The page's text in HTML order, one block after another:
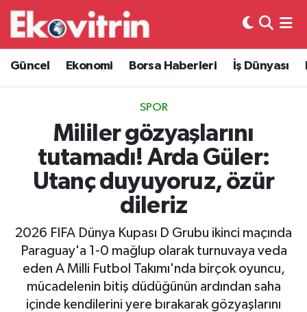
Güncel Ekonomi Borsa Haberleri İş Dünyası
SPOR
Mililer gözyaşlarını
tutamadı! Arda Güler:
Utanç duyuyoruz, özür
dileriz
2026 FIFA Dünya Kupası D Grubu ikinci maçında
Paraguay'a 1-0 mağlup olarak turnuvaya veda
eden A Milli Futbol Takımı'nda birçok oyuncu,
mücadelenin bitiş düdüğünün ardından saha
içinde kendilerini yere bırakarak gözyaşlarını
Güncel
Ekonomi
Borsa Haberleri
İş Dünyası
Lojistik
Otovitrin
Asayiş
Magazin
Hava Durumu
Trafik Durumu
Süper Lig Puan Durumu ve Fikstür
Tüm Manşetler
Son Dakika Haberleri
Haber Arşivi